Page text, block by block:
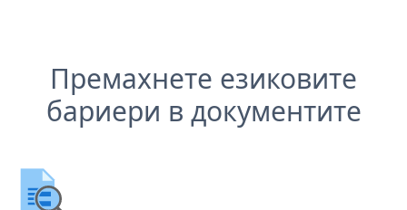
Премахнете езиковите
бариери в документите